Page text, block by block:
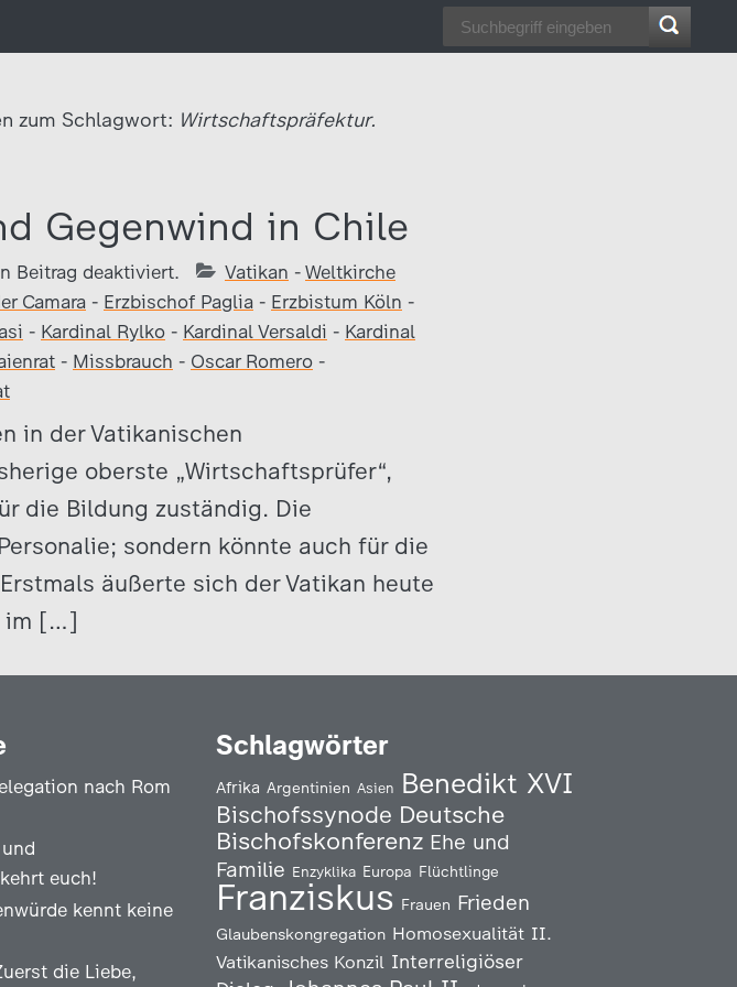
zum Schlagwort: Wirtschaftspräfektur.
Gegenwind in Chile
Beitrag deaktiviert. Vatikan - Weltkirche
Camara - Erzbischof Paglia - Erzbistum Köln -
- Kardinal Rylko - Kardinal Versaldi - Kardinal
- Missbrauch - Oscar Romero -
in der Vatikanischen
oberste „Wirtschaftsprüfer“,
die Bildung zuständig. Die
sondern könnte auch für die
äußerte sich der Vatikan heute
im […]
nach Rom
euch!
kennt keine
die Liebe,
Schlagwörter
Afrika Argentinien Asien Benedikt XVI
Bischofssynode Deutsche
Bischofskonferenz Ehe und
Familie Enzyklika Europa Flüchtlinge
Franziskus Frauen Frieden
Glaubenskongregation Homosexualität II.
Vatikanisches Konzil Interreligiöser